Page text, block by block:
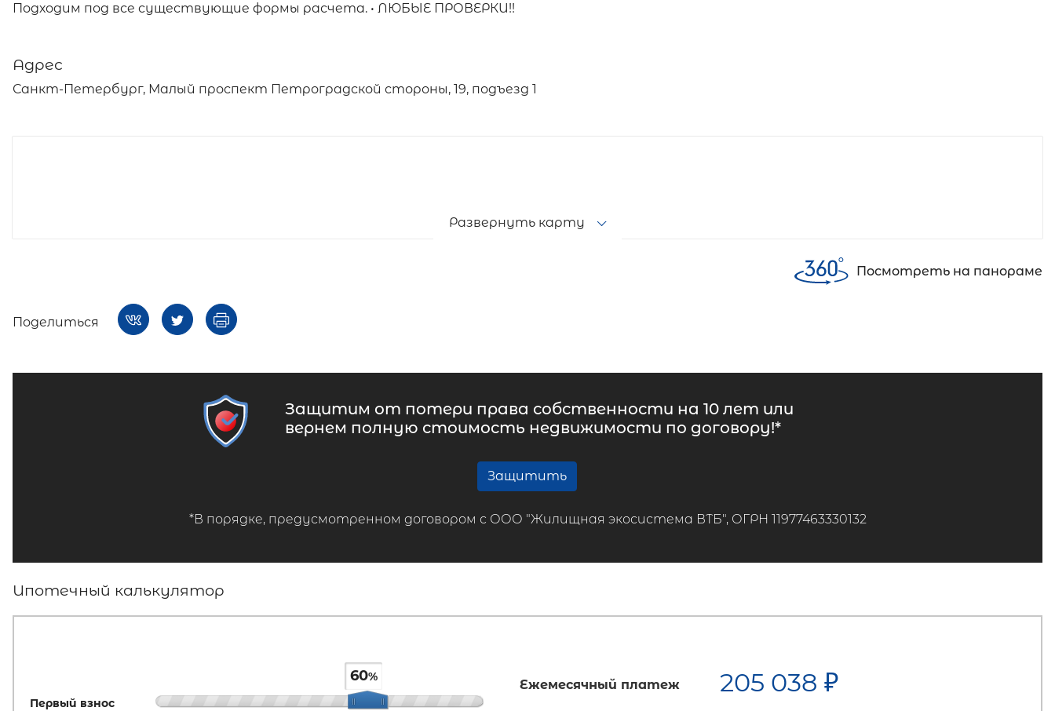
Подходим под все существующие формы расчета. • ЛЮБЫЕ ПРОВЕРКИ!!
Адрес
Санкт-Петербург, Малый проспект Петроградской стороны, 19, подъезд 1
Развернуть карту
Посмотреть на панораме
Поделиться
Защитим от потери права собственности на 10 лет или
вернем полную стоимость недвижимости по договору!*
Защитить
*В порядке, предусмотренном договором с ООО "Жилищная экосистема ВТБ", ОГРН 11977463330132
Ипотечный калькулятор
Первый взнос
60%
Ежемесячный платеж 205 038 ₽